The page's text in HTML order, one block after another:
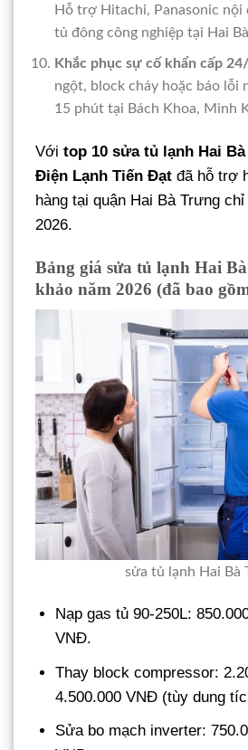
Hỗ trợ Hitachi, Panasonic nội
tủ đông công nghiệp tại Hai
Khắc phục sự cố khẩn cấp
ngột, block cháy hoặc báo lỗi
15 phút tại Bách Khoa, Minh
Với top 10 sửa tủ lạnh Hai
Điện Lạnh Tiến Đạt đã hỗ trợ
hàng tại quận Hai Bà Trưng
2026.
Bảng giá sửa tủ lạnh Hai
khảo năm 2026 (đã bao
sửa tủ lạnh Hai Bà
Nạp gas tủ 90-250L:
VNĐ.
Thay block compressor:
4.500.000 VNĐ (tùy dung
Sửa bo mạch inverter: